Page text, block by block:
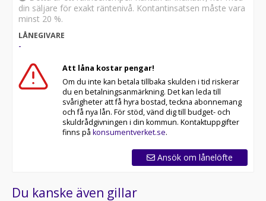
din säljare för exakt räntenivå. Kontantinsatsen måste vara
minst 20 %.
LÅNEGIVARE
-
Att låna kostar pengar!
Om du inte kan betala tillbaka skulden i tid riskerar
du en betalningsanmärkning. Det kan leda till
svårigheter att få hyra bostad, teckna abonnemang
och få nya lån. För stöd, vänd dig till budget- och
skuldrådgivningen i din kommun. Kontaktuppgifter
finns på konsumentverket.se.
Ansök om lånelöfte
Du kanske även gillar